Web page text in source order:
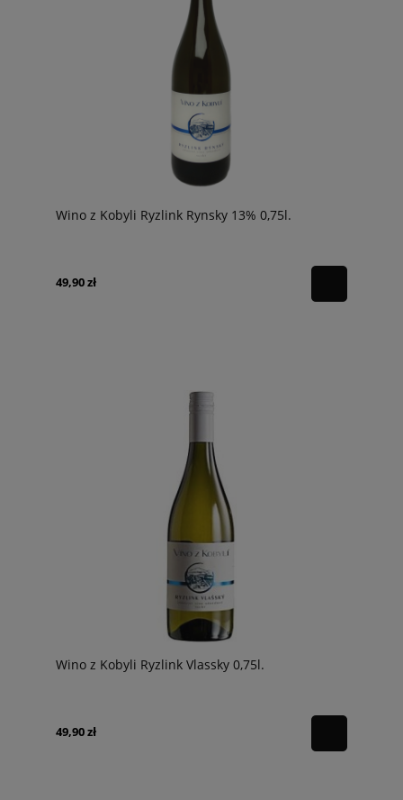
Wino z Kobyli Ryzlink Rynsky 13% 0,75l.
49,90 zł
Wino z Kobyli Ryzlink Vlassky 0,75l.
49,90 zł